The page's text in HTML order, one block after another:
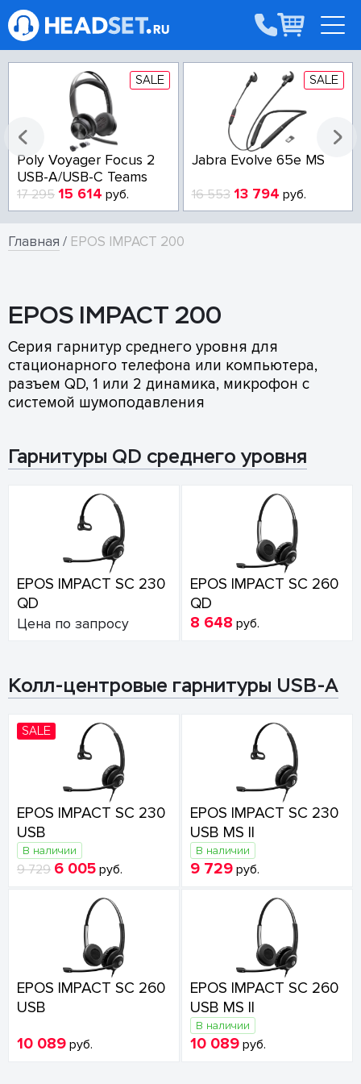
SALE
Poly Voyager Focus 2
USB-A/USB-C Teams
17 295 15 614 руб.
SALE
Jabra Evolve 65e MS
16 553 13 794 руб.
Главная / EPOS IMPACT 200
EPOS IMPACT 200
Серия гарнитур среднего уровня для
стационарного телефона или компьютера,
разъем QD, 1 или 2 динамика, микрофон с
системой шумоподавления
Гарнитуры QD среднего уровня
EPOS IMPACT SC 230
QD
Цена по запросу
EPOS IMPACT SC 260
QD
8 648 руб.
Колл-центровые гарнитуры USB-A
SALE
EPOS IMPACT SC 230
USB
В наличии
9 729 6 005 руб.
EPOS IMPACT SC 230
USB MS II
В наличии
9 729 руб.
EPOS IMPACT SC 260
USB
10 089 руб.
EPOS IMPACT SC 260
USB MS II
В наличии
10 089 руб.